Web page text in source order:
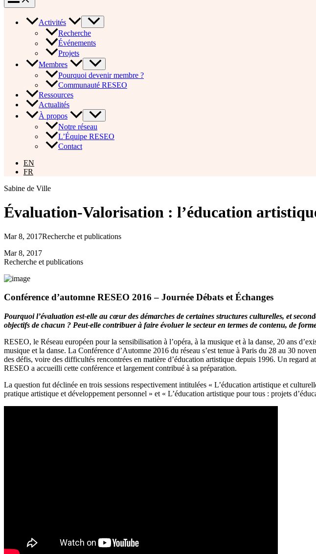
Activités
Recherche
Événements
Projets
Membres
Pourquoi devenir membre ?
Communauté RESEO
Ressources
Actualités
À propos
Notre réseau
L’Équipe RESEO
Contact
EN
FR
Sabine de Ville
Évaluation-Valorisation : l’éducation
Mar 8, 2017Recherche et publications
Mar 8, 2017
Recherche et publications
Conférence d’automne RESEO 2016 – Journée Débats et Échanges
Pourquoi l’évaluation est-elle au cœur des démarches de certaines structures culturelles, et
objectifs de chacun ? Peut-elle contribuer à faire évoluer le secteur en termes de contenu, de
RESEO, le Réseau européen pour la sensibilisation à l’opéra, à la musique et à la danse, 20 ans
musique et la danse. La Conférence d’Automne 2016 du réseau s’est tenue à Paris du 28 au 30
des défis, voire des difficultés rencontrées en matière d’éducation artistique depuis 1996. Un
RESEO a accueilli cette conférence et largement contribué à sa préparation.
La question fut déclinée en trois sessions respectivement intitulées « L’éducation artistique et
pratique artistique et développement personnel » et « L’éducation artistique pour tous : projets